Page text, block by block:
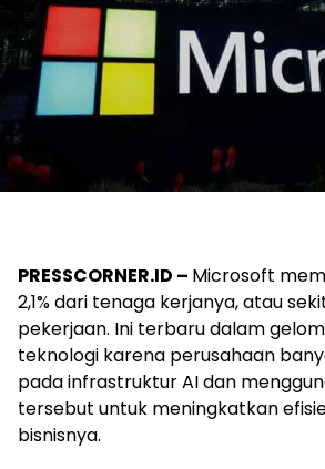
PRESSCORNER.ID – Microsoft
2,1% dari tenaga kerjanya, atau
pekerjaan. Ini terbaru dalam
teknologi karena perusahaan
pada infrastruktur AI dan
tersebut untuk meningkatkan
bisnisnya.